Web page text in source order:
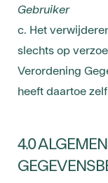
Gebruiker
c. Het
slechts op
Verordening
heeft daartoe
4.0